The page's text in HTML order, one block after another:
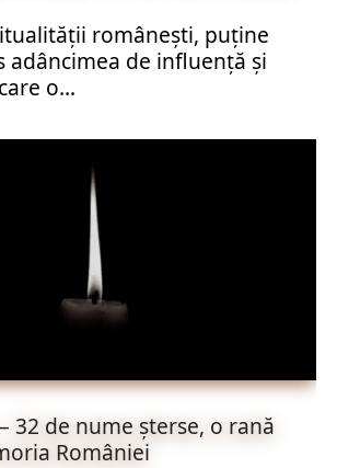
românești, puține
adâncimea de influență și
o...
32 de nume șterse, o rană
României